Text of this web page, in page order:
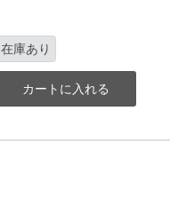
在庫あり
カートに入れる